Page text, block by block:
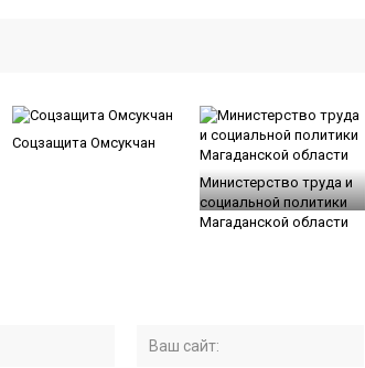
Соцзащита Омсукчан
Министерство труда и
социальной политики
Магаданской области